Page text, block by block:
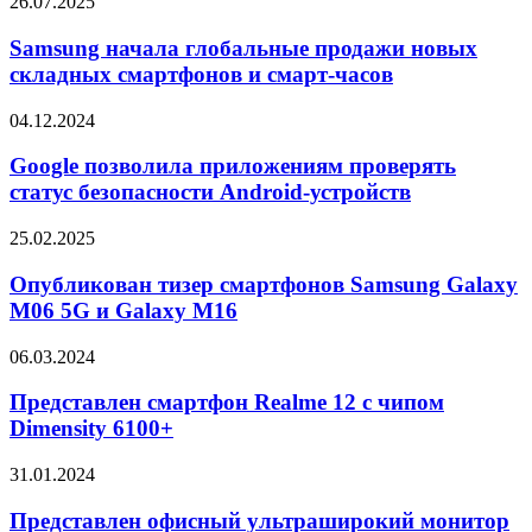
глобальные
продажи
новых
смартфонов
смарт-
часов
Samsung начала глобальные продажи новых
складных смартфонов и смарт-часов
Google
приложениям
проверять
статус
Android-
04.12.2024
Google позволила приложениям проверять
статус безопасности Android-устройств
Опубликован
смартфонов
Samsung
Galaxy
5G
Galaxy
M16
25.02.2025
Опубликован тизер смартфонов Samsung Galaxy
M06 5G и Galaxy M16
Представлен
Realme
12
с
Dimensity
06.03.2024
Представлен смартфон Realme 12 с чипом
Dimensity 6100+
Представлен
ультраширокий
31.01.2024
Представлен офисный ультраширокий монитор